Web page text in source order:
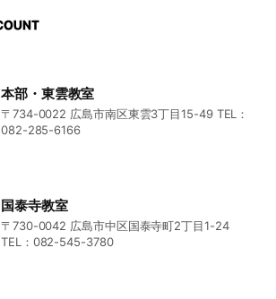
本部・東雲教室
〒734-0022 広島市南区東雲3丁目15-49 TEL：
082-285-6166
国泰寺教室
〒730-0042 広島市中区国泰寺町2丁目1-24
TEL：082-545-3780